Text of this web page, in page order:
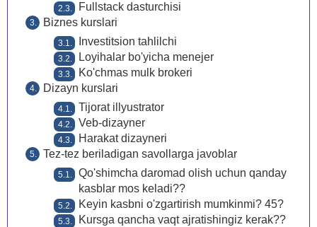
Fullstack dasturchisi
Biznes kurslari
Investitsion tahlilchi
Loyihalar bo'yicha menejer
Ko'chmas mulk brokeri
Dizayn kurslari
Tijorat illyustrator
Veb-dizayner
Harakat dizayneri
Tez-tez beriladigan savollarga javoblar
Qo'shimcha daromad olish uchun qanday
kasblar mos keladi??
Keyin kasbni o'zgartirish mumkinmi? 45?
Kursga qancha vaqt ajratishingiz kerak??